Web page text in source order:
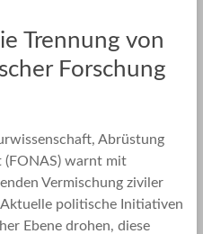
Trennung von
Forschung
Abrüstung
(FONAS) warnt mit
Vermischung ziviler
politische Initiativen
Ebene drohen, diese